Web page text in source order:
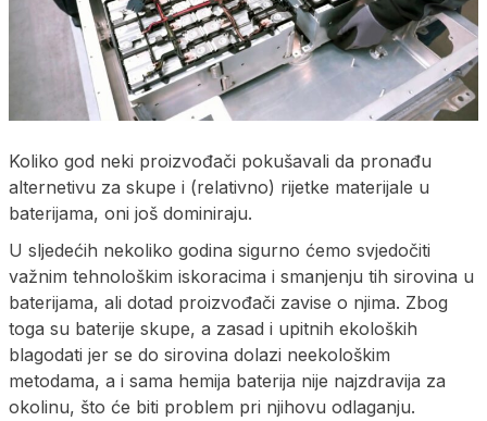
Koliko god neki proizvođači pokušavali da pronađu
alternetivu za skupe i (relativno) rijetke materijale u
baterijama, oni još dominiraju.
U sljedećih nekoliko godina sigurno ćemo svjedočiti
važnim tehnološkim iskoracima i smanjenju tih sirovina u
baterijama, ali dotad proizvođači zavise o njima. Zbog
toga su baterije skupe, a zasad i upitnih ekoloških
blagodati jer se do sirovina dolazi neekološkim
metodama, a i sama hemija baterija nije najzdravija za
okolinu, što će biti problem pri njihovu odlaganju.